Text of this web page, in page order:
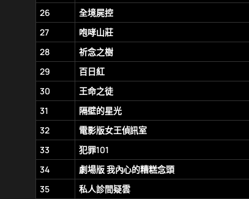
26
全境屍控
27
咆哮山莊
28
祈念之樹
29
百日紅
30
王命之徒
31
隔壁的星光
32
電影版女王偵訊室
33
犯罪101
34
劇場版 我內心的糟糕念頭
35
私人診間疑雲